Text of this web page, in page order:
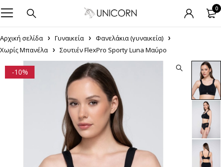
0
Αρχική σελίδα Γυναικεία
Φανελάκια (γυναικεία)
Χωρίς Μπανέλα
Σουτιέν FlexPro Sporty Luna Μαύρο
-10%